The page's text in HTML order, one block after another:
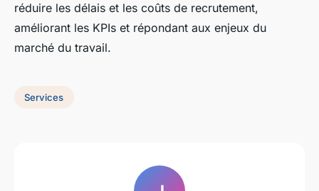
réduire les délais et les coûts de recrutement,
améliorant les KPIs et répondant aux enjeux du
marché du travail.
Services